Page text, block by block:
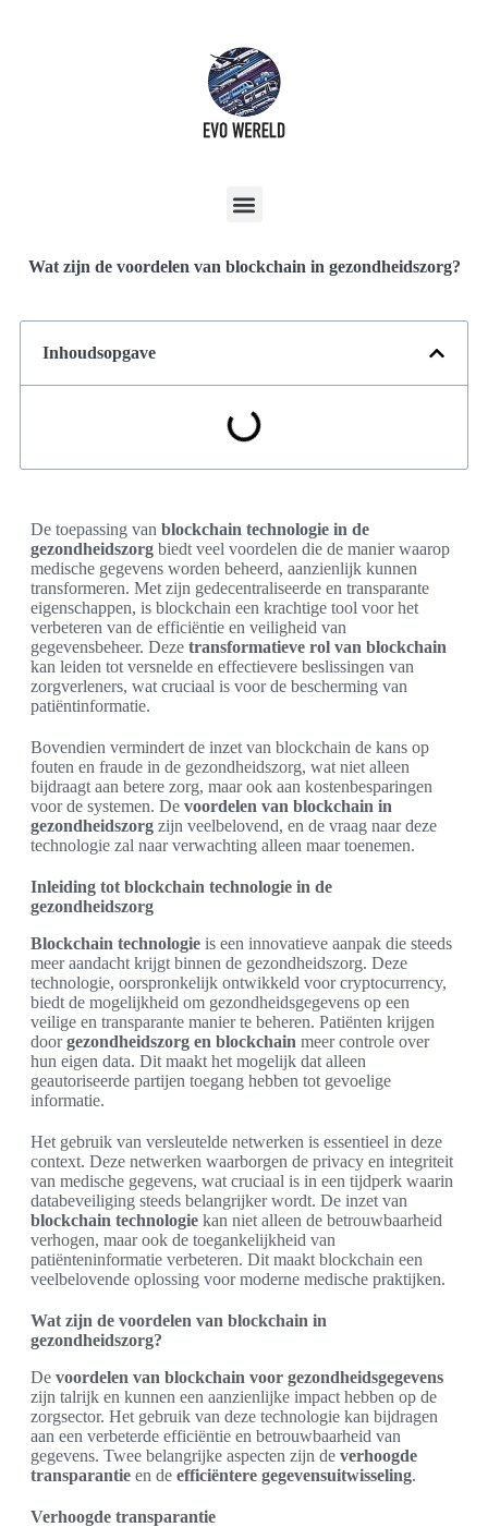
Wat zijn de voordelen van blockchain in gezondheidszorg?
Inhoudsopgave
De toepassing van blockchain technologie in de
gezondheidszorg biedt veel voordelen die de manier waarop
medische gegevens worden beheerd, aanzienlijk kunnen
transformeren. Met zijn gedecentraliseerde en transparante
eigenschappen, is blockchain een krachtige tool voor het
verbeteren van de efficiëntie en veiligheid van
gegevensbeheer. Deze transformatieve rol van blockchain
kan leiden tot versnelde en effectievere beslissingen van
zorgverleners, wat cruciaal is voor de bescherming van
patiëntinformatie.
Bovendien vermindert de inzet van blockchain de kans op
fouten en fraude in de gezondheidszorg, wat niet alleen
bijdraagt aan betere zorg, maar ook aan kostenbesparingen
voor de systemen. De voordelen van blockchain in
gezondheidszorg zijn veelbelovend, en de vraag naar deze
technologie zal naar verwachting alleen maar toenemen.
Inleiding tot blockchain technologie in de
gezondheidszorg
Blockchain technologie is een innovatieve aanpak die steeds
meer aandacht krijgt binnen de gezondheidszorg. Deze
technologie, oorspronkelijk ontwikkeld voor cryptocurrency,
biedt de mogelijkheid om gezondheidsgegevens op een
veilige en transparante manier te beheren. Patiënten krijgen
doorgezondheidszorg en blockchain meer controle over
hun eigen data. Dit maakt het mogelijk dat alleen
geautoriseerde partijen toegang hebben tot gevoelige
informatie.
Het gebruik van versleutelde netwerken is essentieel in deze
context. Deze netwerken waarborgen de privacy en integriteit
van medische gegevens, wat cruciaal is in een tijdperk waarin
databeveiliging steeds belangrijker wordt. De inzet van
blockchain technologie kan niet alleen de betrouwbaarheid
verhogen, maar ook de toegankelijkheid van
patiënteninformatie verbeteren. Dit maakt blockchain een
veelbelovende oplossing voor moderne medische praktijken.
Wat zijn de voordelen van blockchain in
gezondheidszorg?
De voordelen van blockchain voor gezondheidsgegevens
zijn talrijk en kunnen een aanzienlijke impact hebben op de
zorgsector. Het gebruik van deze technologie kan bijdragen
aan een verbeterde efficiëntie en betrouwbaarheid van
gegevens. Twee belangrijke aspecten zijn de verhoogde
transparantie en de efficiëntere gegevensuitwisseling.
Verhoogde transparantie